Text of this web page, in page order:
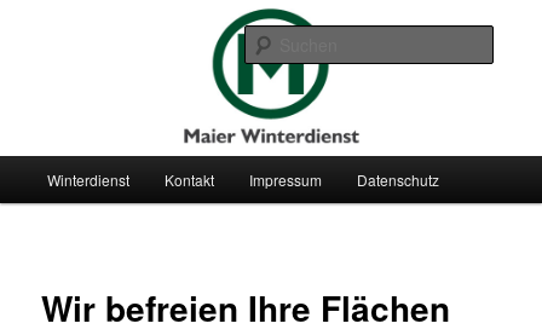
Maier Winterdienst
Wir befreien Ihre Flächen und Wege von Schnee und Eis.
Zum
Winterdienst Kontakt Impressum Datenschutz
Wir befreien Ihre Flächen